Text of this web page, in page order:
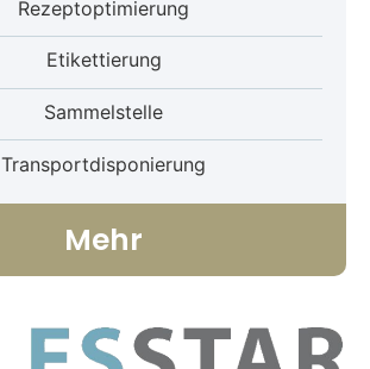
Rezeptoptimierung
Etikettierung
Sammelstelle
Transportdisponierung
Mehr